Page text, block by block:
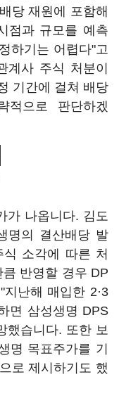
당 재원에 포함해
점과 규모를 예측
하기는 어렵다"고
계사 주식 처분이
기간에 걸쳐 배당
적으로 판단하겠
가 나옵니다. 김도
명의 결산배당 발
소각에 따른 처
반영할 경우 DP
난해 매입한 2·3
면 삼성생명 DPS
했습니다. 또한 보
명 목표주가를 기
로 제시하기도 했